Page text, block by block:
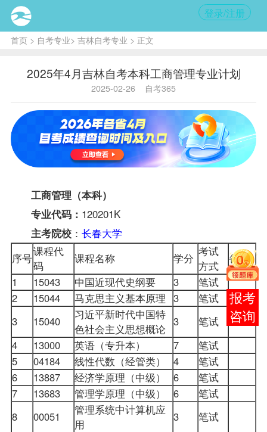
登录/注册
首页> 自考专业> 吉林自考专业 > 正文
2025年4月吉林自考本科工商管理专业计划
2025-02-26 自考365
工商管理（本科）
专业代码： 120201K
主考院校： 长春大学
序号课程代
码
课程名称 学分 考试
方式
备注
1
15043 中国近现代史纲要 3
笔试
2
15044 马克思主义基本原理 3
笔试
3
15040
习近平新时代中国特
色社会主义思想概论
3
笔试
4
13000 英语（专升本） 7
笔试
5
04184 线性代数（经管类） 4
笔试
6
13887 经济学原理（中级） 6
笔试
7
13683 管理学原理 （中级） 6
笔试
8
00051
管理系统中计算机应
用
3 笔试
报考
咨询